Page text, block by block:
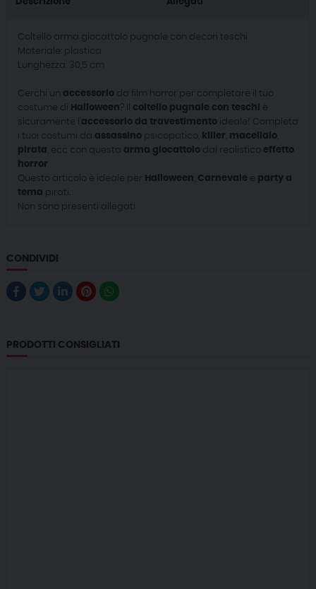
Coltello arma giocattolo pugnale con decori teschi
Materiale: plastica
Lunghezza: 30,5 cm
Cerchi un accessorioda film horror per completare il tuo
costume di Halloween ? Il coltello pugnale con teschi
è
sicuramente l' accessorio da travestimentoideale! Completa
i tuoi costumi da assassinopsicopatico, killer macellaio,
pirata , ecc con questa arma giocattolodal realistico effetto
horror
Questo articolo è ideale per
Halloween Carnevale e party a
tema pirati.
Non sono presenti allegati
CONDIVIDI
PRODOTTI CONSIGLIATI